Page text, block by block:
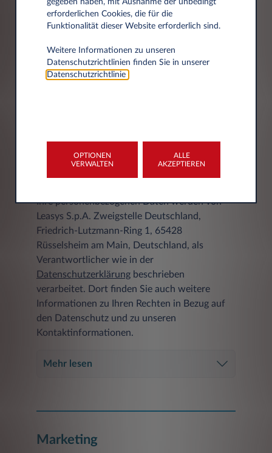
Stadt
DATENSCHUTZERKLÄRUNG
Ihre personenbezogenen Daten werden von
Leasys S.p.A. Zweigstelle Deutschland,
Friedrich-Lutzmann-Ring 1, 65428
Rüsselsheim am Main, Deutschland, als
Verantwortlicher wie in der
Datenschutzerklärung beschrieben
verarbeitet. Dort finden Sie auch weitere
Informationen zu Ihren Rechten in Bezug auf
den Datenschutz und zu unseren
Kontaktinformationen.
Mehr lesen
Marketing
erforderlichen Cookies, die für die
Funktionalität dieser Website erforderlich sind.
Weitere Informationen zu unseren
Datenschutzrichtlinien finden Sie in unserer
Datenschutzrichtlinie.
OPTIONEN
VERWALTEN
ALLE
AKZEPTIEREN